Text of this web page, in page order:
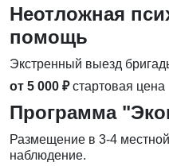
Неотложная
помощь
Экстренный выезд
от 5 000 ₽ стартовая цена
Программа
Размещение в 3-4
наблюдение.